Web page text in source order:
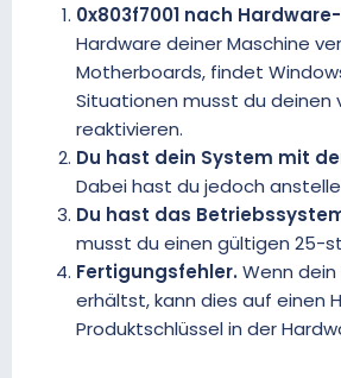
0x803f7001 nach
Hardware deiner Maschine
Motherboards, findet
Situationen musst du deinen
reaktivieren.
Du hast dein System mit
Dabei hast du jedoch
Du hast das
musst du einen gültigen 25-
Fertigungsfehler.Wenn
erhältst, kann dies auf einen
Produktschlüssel in der